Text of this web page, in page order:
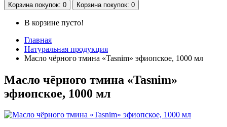
Корзина покупок: 0 Корзина покупок: 0
В корзине пусто!
Главная
Натуральная продукция
Масло чёрного тмина «Tasnim» эфиопское, 1000 мл
Масло чёрного тмина «Tasnim»
эфиопское, 1000 мл